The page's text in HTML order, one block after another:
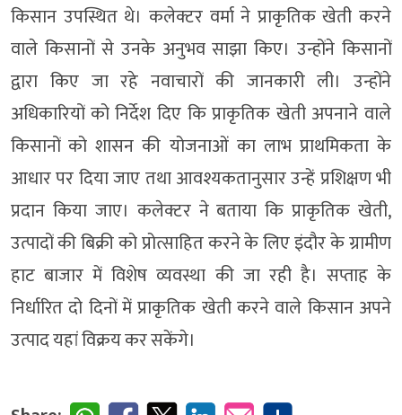
किसान उपस्थित थे। कलेक्टर वर्मा ने प्राकृतिक खेती करने
वाले किसानों से उनके अनुभव साझा किए। उन्होंने किसानों
द्वारा किए जा रहे नवाचारों की जानकारी ली। उन्होंने
अधिकारियों को निर्देश दिए कि प्राकृतिक खेती अपनाने वाले
किसानों को शासन की योजनाओं का लाभ प्राथमिकता के
आधार पर दिया जाए तथा आवश्यकतानुसार उन्हें प्रशिक्षण भी
प्रदान किया जाए। कलेक्टर ने बताया कि प्राकृतिक खेती,
उत्पादों की बिक्री को प्रोत्साहित करने के लिए इंदौर के ग्रामीण
हाट बाजार में विशेष व्यवस्था की जा रही है। सप्ताह के
निर्धारित दो दिनों में प्राकृतिक खेती करने वाले किसान अपने
उत्पाद यहां विक्रय कर सकेंगे।